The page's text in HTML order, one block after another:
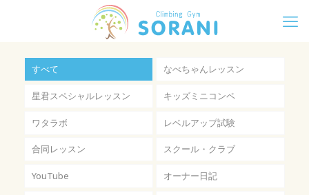
すべて なべちゃんレッスン
星君スペシャルレッスン キッズミニコンペ
ワタラボ レベルアップ試験
合同レッスン スクール・クラブ
YouTube オーナー日記